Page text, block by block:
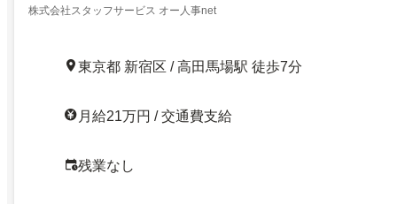
株式会社スタッフサービス オー人事net
東京都 新宿区 / 高田馬場駅 徒歩7分
月給21万円 / 交通費支給
残業なし